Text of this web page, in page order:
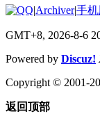
|Archiver|手机
GMT+8, 2026-8-6
Powered by Discuz!
Copyright © 2001-
返回顶部